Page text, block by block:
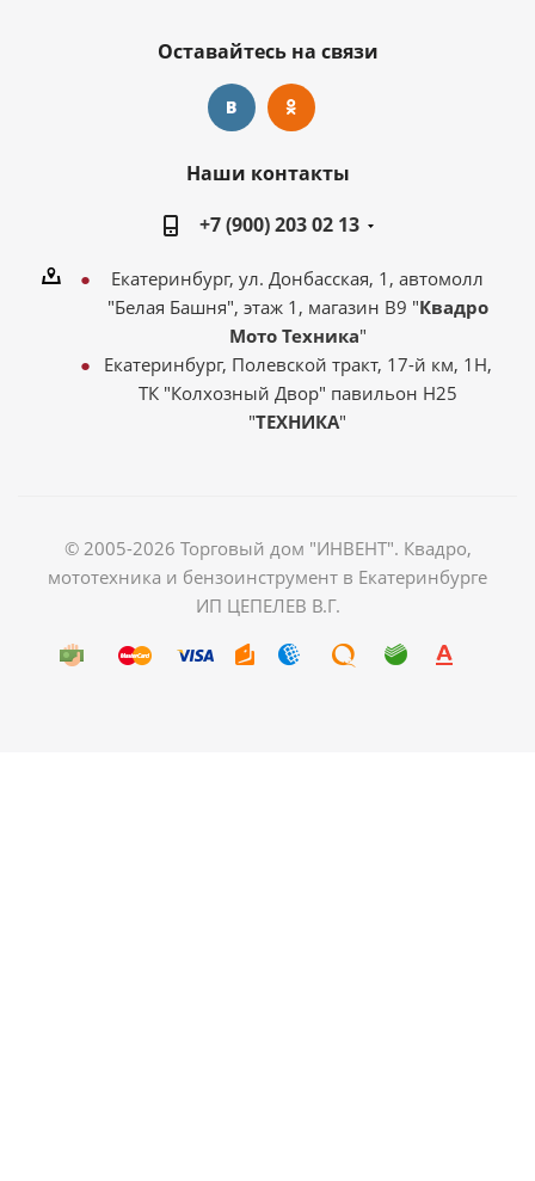
Оставайтесь на связи
Наши контакты
+7 (900) 203 02 13
Екатеринбург, ул. Донбасская, 1, автомолл
"Белая Башня", этаж 1, магазин В9 "Квадро
Мото Техника"
Екатеринбург, Полевской тракт, 17-й км, 1Н,
ТК "Колхозный Двор" павильон Н25
"ТЕХНИКА"
© 2005-2026 Торговый дом "ИНВЕНТ". Квадро,
мототехника и бензоинструмент в Екатеринбурге
ИП ЦЕПЕЛЕВ В.Г.